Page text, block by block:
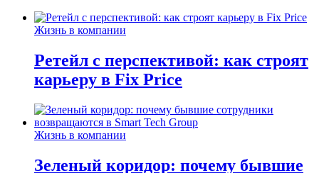
Жизнь в компании
Ретейл с перспективой: как строят
карьеру в Fix Price
Жизнь в компании
Зеленый коридор: почему бывшие